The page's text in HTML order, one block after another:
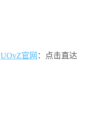
UOvZ官网 ：点击直达